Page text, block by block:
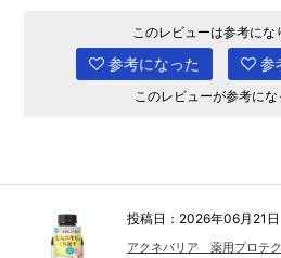
このレビューは参考にな
参考になった 参
このレビューが参考にな
投稿日：2026年06月21日
アクネバリア 薬用プロテ